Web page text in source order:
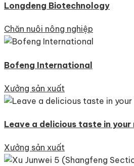
Longdeng Biotechnology
Chăn nuôi nông nghiệp
Bofeng International
Xưởng sản xuất
Leave a delicious taste in your
Xưởng sản xuất